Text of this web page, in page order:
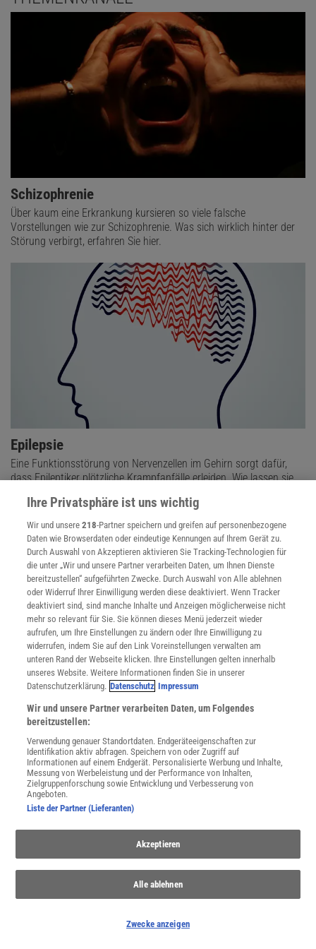
Schizophrenie
Über kaum eine Erkrankung kursieren so viele falsche
Vorstellungen wie zur Schizophrenie. Was sich wirklich hinter der
Störung verbirgt, erfahren Sie hier.
Epilepsie
Eine Funktionsstörung von Nervenzellen im Gehirn sorgt dafür,
dass Epileptiker plötzliche Krampfanfälle erleiden. Wie lassen sie
Wenn die Psyche leidet
Angststörungen, Persönlichkeitsstörungen, Zwangsstörungen –
die Liste an psychischen Erkrankungen ist lang. In Deutschland ist
pro Jahr fast jeder vierte Erwachsene betroffen.
Ihre Privatsphäre ist uns wichtig
Wir und unsere218-Partner speichern und greifen auf personenbezogene
Daten wie Browserdaten oder eindeutige Kennungen auf Ihrem Gerät zu.
Durch Auswahl von Akzeptieren aktivieren Sie Tracking-Technologien für
die unter „Wir und unsere Partner verarbeiten Daten, um Ihnen Dienste
bereitzustellen“ aufgeführten Zwecke. Durch Auswahl von Alle ablehnen
oder Widerruf Ihrer Einwilligung werden diese deaktiviert. Wenn Tracker
deaktiviert sind, sind manche Inhalte und Anzeigen möglicherweise nicht
mehr so relevant für Sie. Sie können dieses Menü jederzeit wieder
aufrufen, um Ihre Einstellungen zu ändern oder Ihre Einwilligung zu
widerrufen, indem Sie auf den Link Voreinstellungen verwalten am
unteren Rand der Webseite klicken. Ihre Einstellungen gelten innerhalb
unseres Website. Weitere Informationen finden Sie in unserer
Datenschutzerklärung. Datenschutz Impressum
Wir und unsere Partner verarbeiten Daten, um Folgendes
bereitzustellen:
Verwendung genauer Standortdaten. Endgeräteeigenschaften zur
Identifikation aktiv abfragen. Speichern von oder Zugriff auf
Informationen auf einem Endgerät. Personalisierte Werbung und Inhalte,
Messung von Werbeleistung und der Performance von Inhalten,
Zielgruppenforschung sowie Entwicklung und Verbesserung von
Angeboten.
Liste der Partner (Lieferanten)
Akzeptieren
Alle ablehnen
Zwecke anzeigen